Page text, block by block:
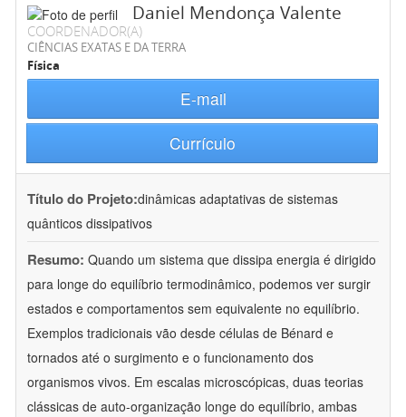
Daniel Mendonça Valente
COORDENADOR(A)
CIÊNCIAS EXATAS E DA TERRA
Física
E-mail
Currículo
Título do Projeto:dinâmicas adaptativas de sistemas
quânticos dissipativos
Resumo: Quando um sistema que dissipa energia é dirigido
para longe do equilíbrio termodinâmico, podemos ver surgir
estados e comportamentos sem equivalente no equilíbrio.
Exemplos tradicionais vão desde células de Bénard e
tornados até o surgimento e o funcionamento dos
organismos vivos. Em escalas microscópicas, duas teorias
clássicas de auto-organização longe do equilíbrio, ambas